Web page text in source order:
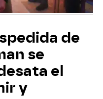
de
se
el
y